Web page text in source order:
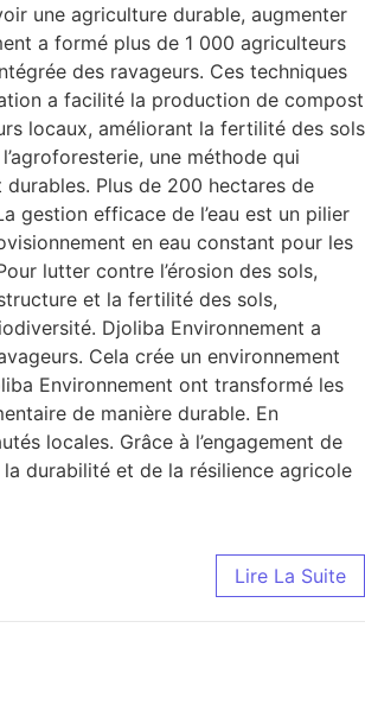
une agriculture durable, augmenter
a formé plus de 1 000 agriculteurs
des ravageurs. Ces techniques
a facilité la production de compost
locaux, améliorant la fertilité des sols
une méthode qui
Plus de 200 hectares de
gestion efficace de l’eau est un pilier
en eau constant pour les
lutter contre l’érosion des sols,
et la fertilité des sols,
Djoliba Environnement a
Cela crée un environnement
Environnement ont transformé les
de manière durable. En
locales. Grâce à l’engagement de
durabilité et de la résilience agricole
Lire La Suite